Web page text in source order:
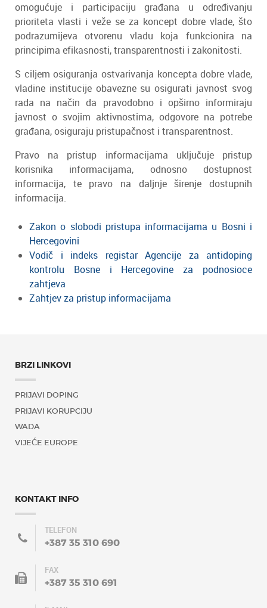
omogućuje i participaciju građana u određivanju
prioriteta vlasti i veže se za koncept dobre vlade, što
podrazumijeva otvorenu vladu koja funkcionira na
principima efikasnosti, transparentnosti i zakonitosti.
S ciljem osiguranja ostvarivanja koncepta dobre vlade,
vladine institucije obavezne su osigurati javnost svog
rada na način da pravodobno i opširno informiraju
javnost o svojim aktivnostima, odgovore na potrebe
građana, osiguraju pristupačnost i transparentnost.
Pravo na pristup informacijama uključuje pristup
korisnika informacijama, odnosno dostupnost
informacija, te pravo na daljnje širenje dostupnih
informacija.
Zakon o slobodi pristupa informacijama u Bosni i
Hercegovini
Vodič i indeks registar Agencije za antidoping
kontrolu Bosne i Hercegovine za podnosioce
zahtjeva
Zahtjev za pristup informacijama
BRZI LINKOVI
PRIJAVI DOPING
PRIJAVI KORUPCIJU
WADA
VIJEĆE EUROPE
KONTAKT INFO
TELEFON
+387 35 310 690
FAX
+387 35 310 691